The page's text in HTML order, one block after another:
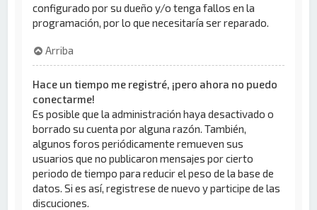
configurado por su dueño y/o tenga fallos en la
programación, por lo que necesitaría ser reparado.
Arriba
Hace un tiempo me registré, ¡pero ahora no puedo
conectarme!
Es posible que la administración haya desactivado o
borrado su cuenta por alguna razón. También,
algunos foros periódicamente remueven sus
usuarios que no publicaron mensajes por cierto
periodo de tiempo para reducir el peso de la base de
datos. Si es así, registrese de nuevo y participe de las
discuciones.